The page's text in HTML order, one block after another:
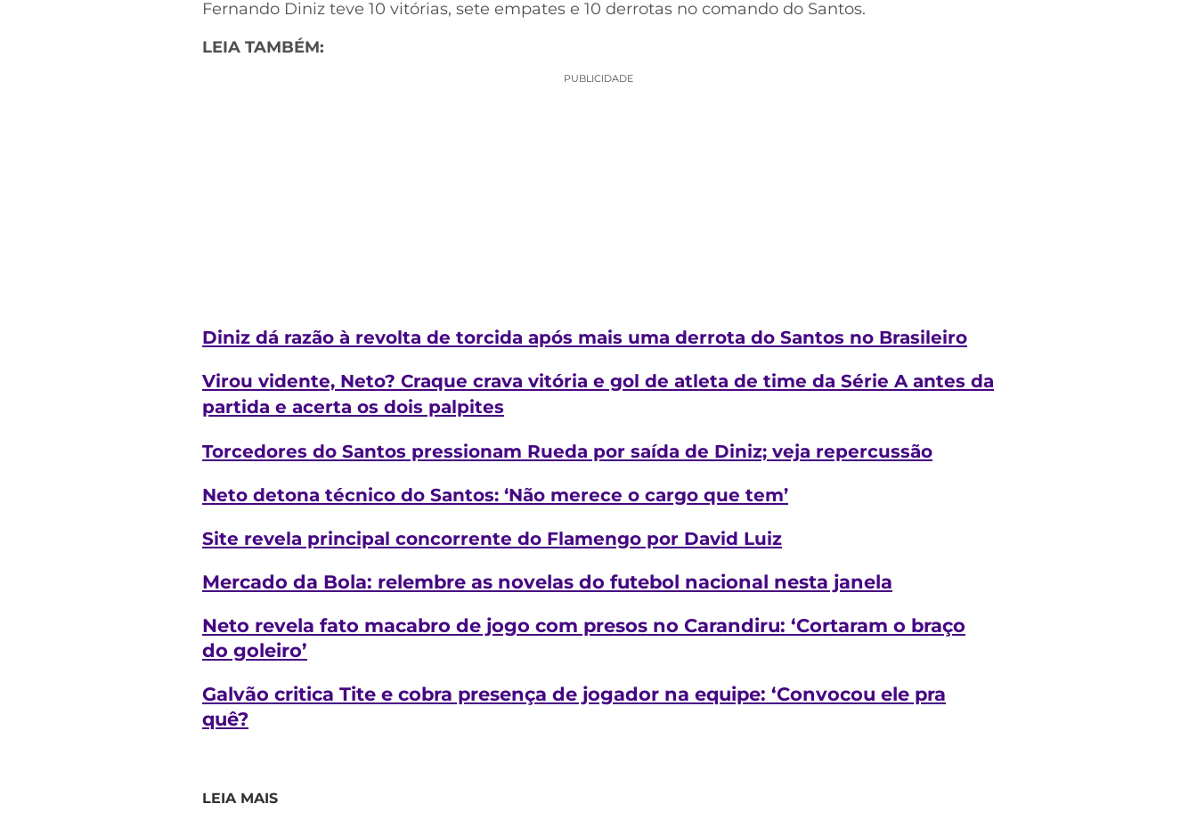
Fernando Diniz teve 10 vitórias, sete empates e 10 derrotas no comando do Santos.
LEIA TAMBÉM:
PUBLICIDADE
Diniz dá razão à revolta de torcida após mais uma derrota do Santos no Brasileiro
Virou vidente, Neto? Craque crava vitória e gol de atleta de time da Série A antes da
partida e acerta os dois palpites
Torcedores do Santos pressionam Rueda por saída de Diniz; veja repercussão
Neto detona técnico do Santos: ‘Não merece o cargo que tem’
Site revela principal concorrente do Flamengo por David Luiz
Mercado da Bola: relembre as novelas do futebol nacional nesta janela
Neto revela fato macabro de jogo com presos no Carandiru: ‘Cortaram o braço
do goleiro’
Galvão critica Tite e cobra presença de jogador na equipe: ‘Convocou ele pra
quê?
LEIA MAIS